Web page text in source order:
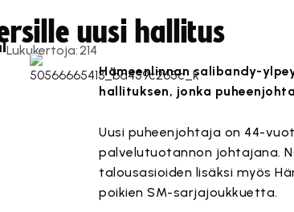
uusi hallitus
Lukukertoja:214
Hämeenlinnan salibandy-
hallituksen, jonka
Uusi puheenjohtaja on 44-
palvelutuotannon johtajana.
talousasioiden lisäksi myös
poikien SM-sarjajoukkuetta.